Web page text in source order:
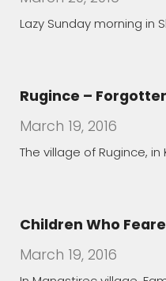
The village of Rugince, in
In Manastirec village,
Children in Order